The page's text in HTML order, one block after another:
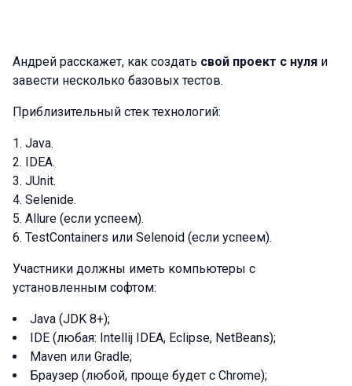
Андрей расскажет, как создать свой проект с нуля и
завести несколько базовых тестов.
Приблизительный стек технологий:
Java.
IDEA.
JUnit.
Selenide.
Allure (если успеем).
TestContainers или Selenoid (если успеем).
Участники должны иметь компьютеры с
установленным софтом:
Java (JDK 8+);
IDE (любая: Intellij IDEA, Eclipse, NetBeans);
Maven или Gradle;
Браузер (любой, проще будет с Chrome);